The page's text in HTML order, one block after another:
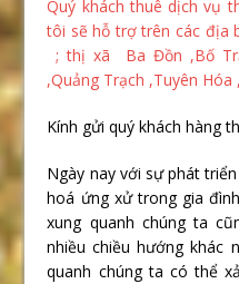
Quý khách thuê dịch vụ
tôi sẽ hỗ trợ trên các địa
; thị xã Ba Đồn ,Bố
,Quảng Trạch ,Tuyên Hóa
Kính gửi quý khách hàng
Ngày nay với sự phát
hoá ứng xử trong gia
xung quanh chúng ta
nhiều chiều hướng khác
quanh chúng ta có thể